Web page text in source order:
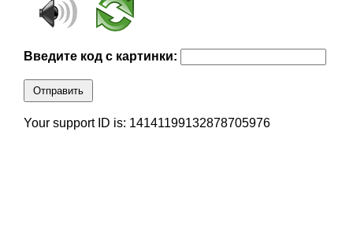
Введите код с картинки:
Отправить
Your support ID is: 14141199132878705976